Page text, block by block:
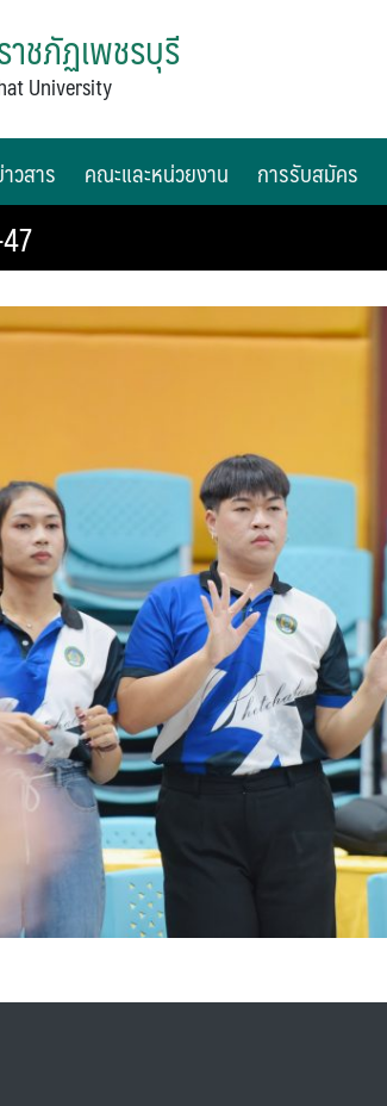
ชภัฏเพชรบุรี
University
วสาร คณะและหน่วยงาน การรับสมัคร